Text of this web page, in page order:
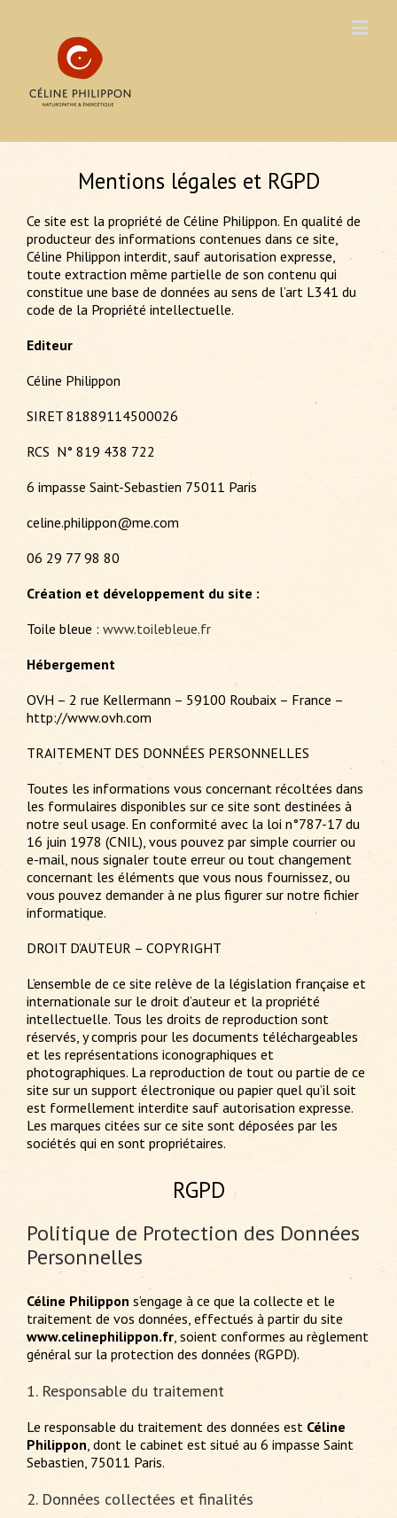
Mentions légales et RGPD
Ce site est la propriété de Céline Philippon. En qualité de
producteur des informations contenues dans ce site,
Céline Philippon interdit, sauf autorisation expresse,
toute extraction même partielle de son contenu qui
constitue une base de données au sens de l’art L341 du
code de la Propriété intellectuelle.
Editeur
Céline Philippon
SIRET 81889114500026
RCS N° 819 438 722
6 impasse Saint-Sebastien 75011 Paris
celine.philippon@me.com
06 29 77 98 80
Création et développement du site :
Toile bleue : www.toilebleue.fr
Hébergement
OVH – 2 rue Kellermann – 59100 Roubaix – France –
http://www.ovh.com
TRAITEMENT DES DONNÉES PERSONNELLES
Toutes les informations vous concernant récoltées dans
les formulaires disponibles sur ce site sont destinées à
notre seul usage. En conformité avec la loi n°787-17 du
16 juin 1978 (CNIL), vous pouvez par simple courrier ou
e-mail, nous signaler toute erreur ou tout changement
concernant les éléments que vous nous fournissez, ou
vous pouvez demander à ne plus figurer sur notre fichier
informatique.
DROIT D’AUTEUR – COPYRIGHT
L’ensemble de ce site relève de la législation française et
internationale sur le droit d’auteur et la propriété
intellectuelle. Tous les droits de reproduction sont
réservés, y compris pour les documents téléchargeables
et les représentations iconographiques et
photographiques. La reproduction de tout ou partie de ce
site sur un support électronique ou papier quel qu’il soit
est formellement interdite sauf autorisation expresse.
Les marques citées sur ce site sont déposées par les
sociétés qui en sont propriétaires.
RGPD
Politique de Protection des Données
Personnelles
Céline Philippon s’engage à ce que la collecte et le
traitement de vos données, effectués à partir du site
www.celinephilippon.fr, soient conformes au règlement
général sur la protection des données (RGPD).
1. Responsable du traitement
Le responsable du traitement des données est Céline
Philippon, dont le cabinet est situé au 6 impasse Saint
Sebastien, 75011 Paris.
2. Données collectées et finalités